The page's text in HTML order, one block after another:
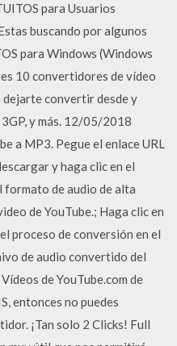
para Usuarios
buscando por algunos
para Windows (Windows
10 convertidores de vídeo
convertir desde y
y más. 12/05/2018
a MP3. Pegue el enlace URL
y haga clic en el
formato de audio de alta
de YouTube.; Haga clic en
proceso de conversión en el
de audio convertido del
de YouTube.com de
entonces no puedes
¡Tan solo 2 Clicks! Full